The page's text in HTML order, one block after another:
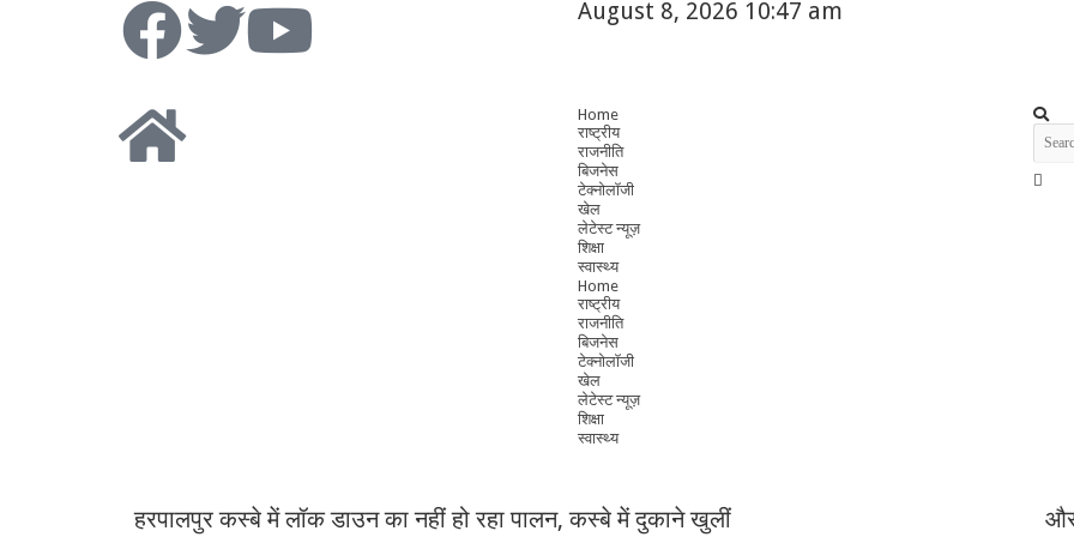
August 8, 2026 10:47 am
Home
राष्ट्रीय
राजनीति
बिजनेस
टेक्नोलॉजी
खेल
लेटेस्ट न्यूज़
शिक्षा
स्वास्थ्य
Home
राष्ट्रीय
राजनीति
बिजनेस
टेक्नोलॉजी
खेल
लेटेस्ट न्यूज़
शिक्षा
स्वास्थ्य
हरपालपुर कस्बे में लॉक डाउन का नहीं हो रहा पालन, कस्बे में दुकाने खुलीं